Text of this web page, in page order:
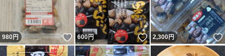
980円 いいね！
600円 いいね！
2,300円